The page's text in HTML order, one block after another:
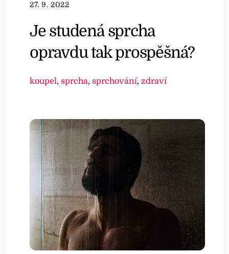
27. 9. 2022
Je studená sprcha
opravdu tak prospěšná?
koupel,sprcha,sprchování,zdraví